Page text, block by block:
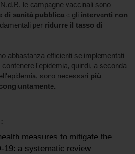
le campagne vaccinali sono
di sanità pubblica e gli interventi non
per ridurre il tasso di
abbastanza efficienti se implementati
l'epidemia, quindi, a seconda
sono necessari più
congiuntamente.
measures to mitigate the
19: a systematic review